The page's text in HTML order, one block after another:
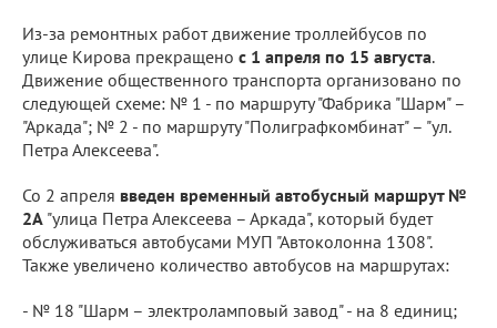
Из-за ремонтных работ движение троллейбусов по
улице Кирова прекращено с 1 апреля по 15 августа.
Движение общественного транспорта организовано по
следующей схеме: № 1 - по маршруту "Фабрика "Шарм" –
"Аркада"; № 2 - по маршруту "Полиграфкомбинат" – "ул.
Петра Алексеева".
Со 2 апреля введен временный автобусный маршрут №
2А "улица Петра Алексеева – Аркада", который будет
обслуживаться автобусами МУП "Автоколонна 1308".
Также увеличено количество автобусов на маршрутах:
- № 18 "Шарм – электроламповый завод" - на 8 единиц;